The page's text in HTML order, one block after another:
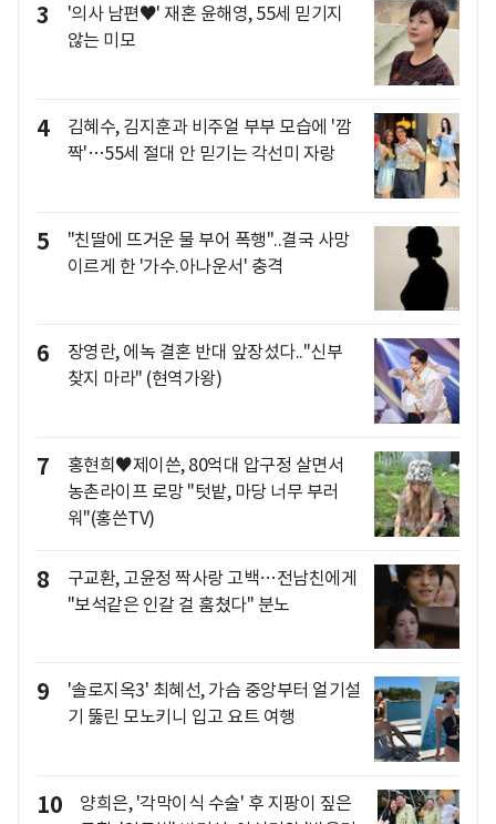
3
'의사 남편♥' 재혼 윤해영, 55세 믿기지
않는 미모
4
김혜수, 김지훈과 비주얼 부부 모습에 '깜
짝'…55세 절대 안 믿기는 각선미 자랑
5
"친딸에 뜨거운 물 부어 폭행"..결국 사망
이르게 한 '가수.아나운서' 충격
6
장영란, 에녹 결혼 반대 앞장섰다.."신부
찾지 마라" (현역가왕)
7
홍현희♥제이쓴, 80억대 압구정 살면서
농촌라이프 로망 "텃밭, 마당 너무 부러
워"(홍쓴TV)
8
구교환, 고윤정 짝사랑 고백…전남친에게
"보석같은 인갈 걸 훔쳤다" 분노
9
'솔로지옥3' 최혜선, 가슴 중앙부터 얼기설
기 뚫린 모노키니 입고 요트 여행
10
양희은, '각막이식 수술' 후 지팡이 짚은